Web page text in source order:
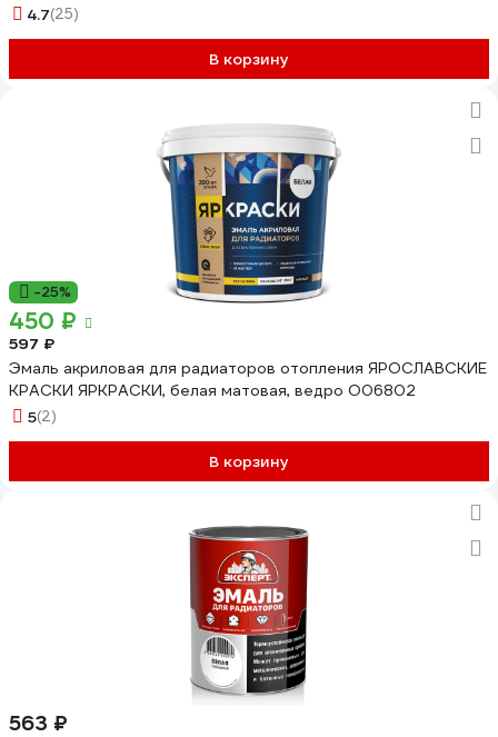
4.7(25)
В корзину
-25%
450 ₽
597 ₽
Эмаль акриловая для радиаторов отопления ЯРОСЛАВСКИЕ
КРАСКИ ЯРКРАСКИ, белая матовая, ведро О06802
5(2)
В корзину
563 ₽